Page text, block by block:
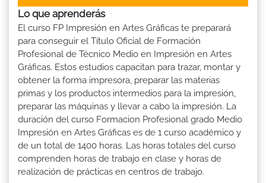
Lo que aprenderás
El curso FP Impresión en Artes Gráficas te preparará
para conseguir el Título Oficial de Formación
Profesional de Técnico Medio en Impresión en Artes
Gráficas. Estos estudios capacitan para trazar, montar y
obtener la forma impresora, preparar las materias
primas y los productos intermedios para la impresión,
preparar las máquinas y llevar a cabo la impresión. La
duración del curso Formacion Profesional grado Medio
Impresión en Artes Gráficas es de 1 curso académico y
de un total de 1400 horas. Las horas totales del curso
comprenden horas de trabajo en clase y horas de
realización de prácticas en centros de trabajo.